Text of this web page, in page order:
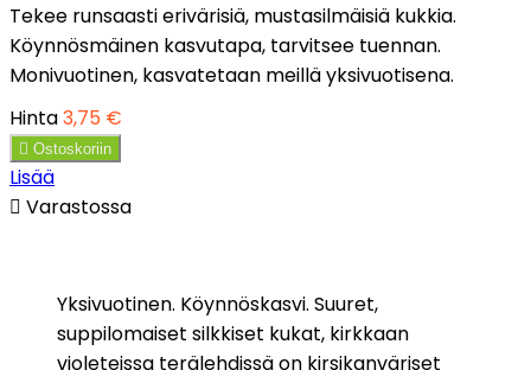
Tekee runsaasti erivärisiä, mustasilmäisiä kukkia.
Köynnösmäinen kasvutapa, tarvitsee tuennan.
Monivuotinen, kasvatetaan meillä yksivuotisena.
Hinta3,75 €
 Ostoskoriin
Lisää
 Varastossa
Yksivuotinen. Köynnöskasvi. Suuret,
suppilomaiset silkkiset kukat, kirkkaan
violeteissa terälehdissä on kirsikanväriset